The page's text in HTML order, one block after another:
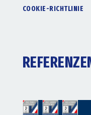
COOKIE-RICHTLINIE